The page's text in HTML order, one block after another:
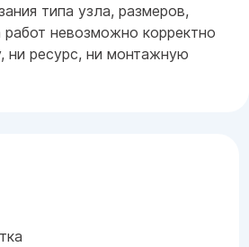
типа узла, размеров,
работ невозможно корректно
ни ресурс, ни монтажную